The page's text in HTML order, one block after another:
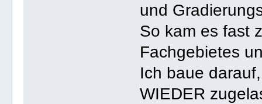
und
So kam es fast
Fachgebietes
Ich baue
WIEDER